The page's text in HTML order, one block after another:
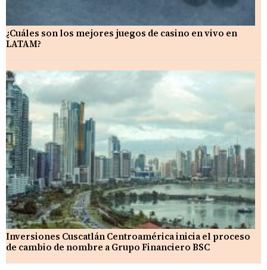
¿Cuáles son los mejores juegos de casino en vivo en
LATAM?
Inversiones Cuscatlán Centroamérica inicia el proceso
de cambio de nombre a Grupo Financiero BSC